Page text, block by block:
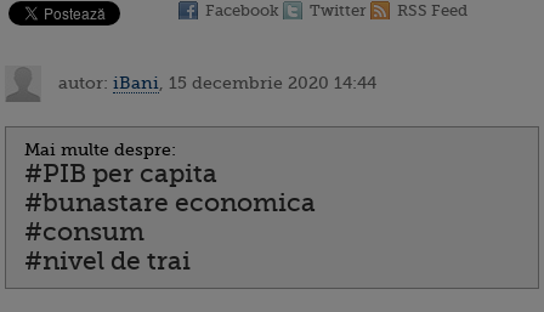
Facebook Twitter RSS Feed
autor: iBani , 15 decembrie 2020 14:44
Mai multe despre:
#PIB per capita
#bunastare economica
#consum
#nivel de trai